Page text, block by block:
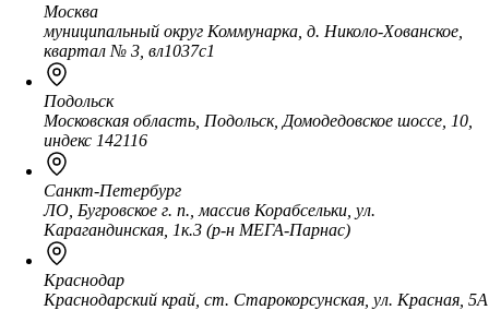
Москва
муниципальный округ Коммунарка, д. Николо-Хованское,
квартал № 3, вл1037с1
Подольск
Московская область, Подольск, Домодедовское шоссе, 10,
индекс 142116
Санкт-Петербург
ЛО, Бугровское г. п., массив Корабсельки, ул.
Карагандинская, 1к.3 (р-н МЕГА-Парнас)
Краснодар
Краснодарский край, ст. Старокорсунская, ул. Красная, 5А